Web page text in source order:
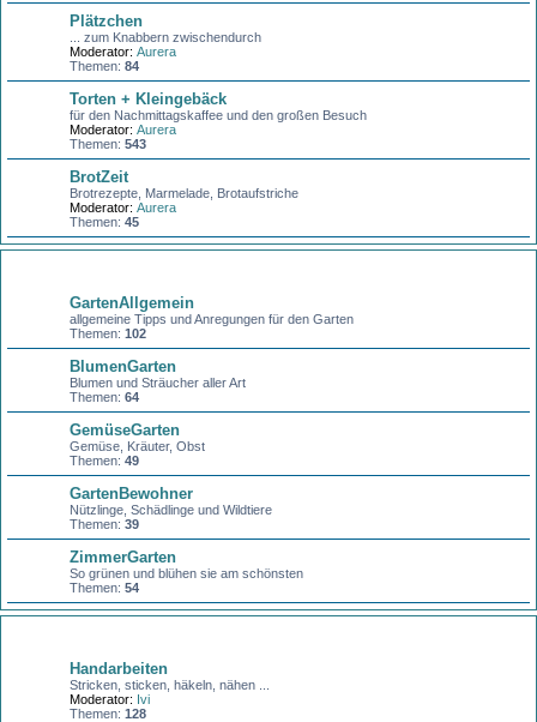
Plätzchen
... zum Knabbern zwischendurch
Moderator: Aurera
Themen: 84
Torten + Kleingebäck
für den Nachmittagskaffee und den großen Besuch
Moderator: Aurera
Themen: 543
BrotZeit
Brotrezepte, Marmelade, Brotaufstriche
Moderator: Aurera
Themen: 45
GartenAllgemein
allgemeine Tipps und Anregungen für den Garten
Themen: 102
BlumenGarten
Blumen und Sträucher aller Art
Themen: 64
GemüseGarten
Gemüse, Kräuter, Obst
Themen: 49
GartenBewohner
Nützlinge, Schädlinge und Wildtiere
Themen: 39
ZimmerGarten
So grünen und blühen sie am schönsten
Themen: 54
Handarbeiten
Stricken, sticken, häkeln, nähen ...
Moderator: Ivi
Themen: 128